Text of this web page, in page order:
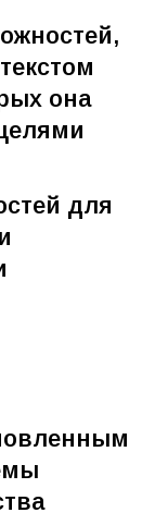
она
для